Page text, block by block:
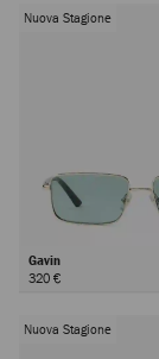
Nuova Stagione
Gavin
320 €
Nuova Stagione